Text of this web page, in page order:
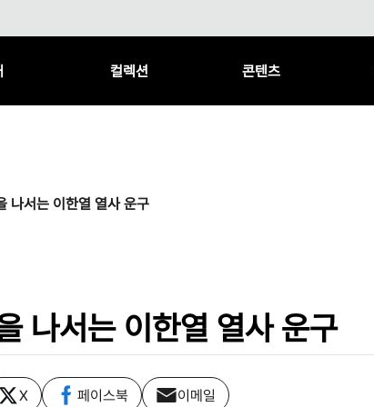
컬렉션 콘텐츠
나서는 이한열 열사 운구
나서는 이한열 열사 운구
X 페이스북 이메일